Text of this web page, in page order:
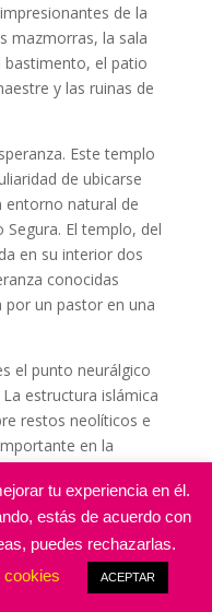
de la
mazmorras, la sala
bastimento, el patio
y las ruinas de
Este templo
de ubicarse
entorno natural de
El templo, del
en su interior dos
conocidas
por un pastor en una
el punto neurálgico
estructura islámica
restos neolíticos e
en la
entre sus 6 torres,
estilo gótico militar
militares
Juan (Águilas).
tu experiencia en él.
estás de acuerdo con
puedes rechazarlas.
cookies ACEPTAR